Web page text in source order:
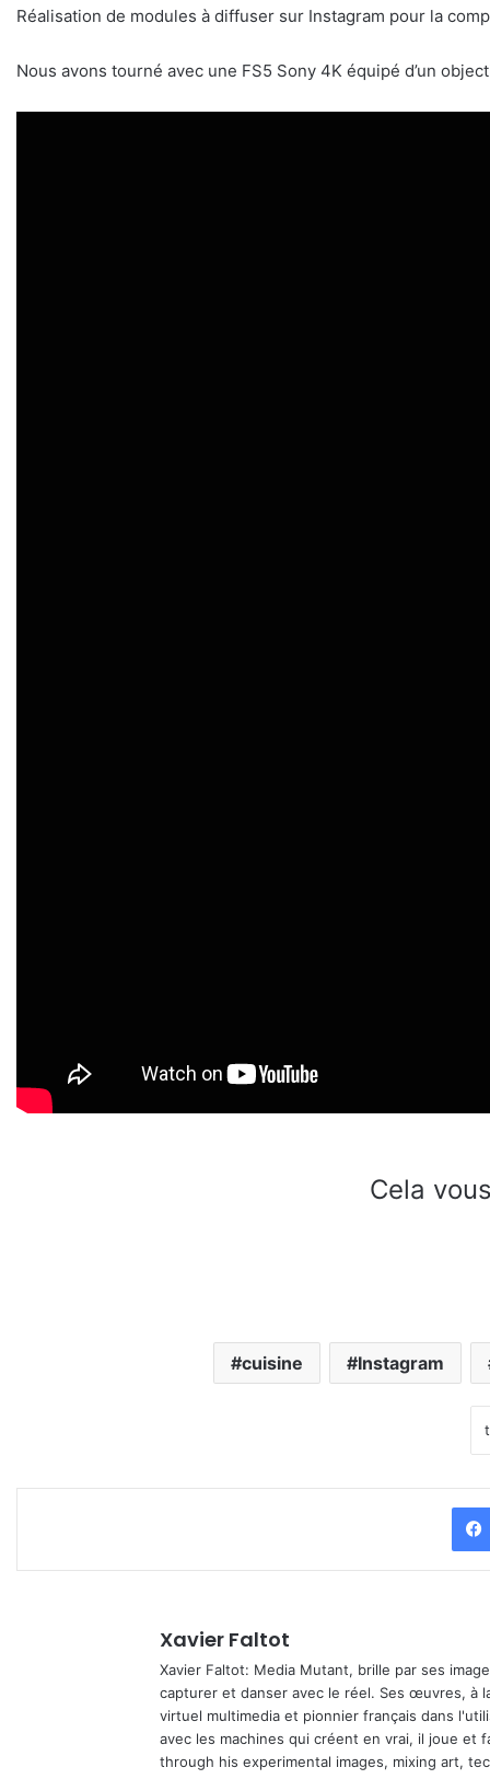
Réalisation de modules à diffuser sur Instagram pour la
Nous avons tourné avec une FS5 Sony 4K équipé d’un
Cela
cuisine Instagram
Xavier Faltot
Xavier Faltot: Media Mutant, brille par ses
capturer et danser avec le réel. Ses œuvres, à
virtuel multimedia et pionnier français dans
avec les machines qui créent en vrai, il joue et
through his experimental images, mixing art,